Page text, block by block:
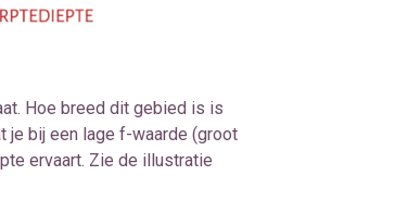
Hoe breed dit gebied is is
je bij een lage f-waarde (groot
ervaart. Zie de illustratie